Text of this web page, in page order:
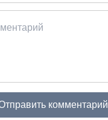
комментарий